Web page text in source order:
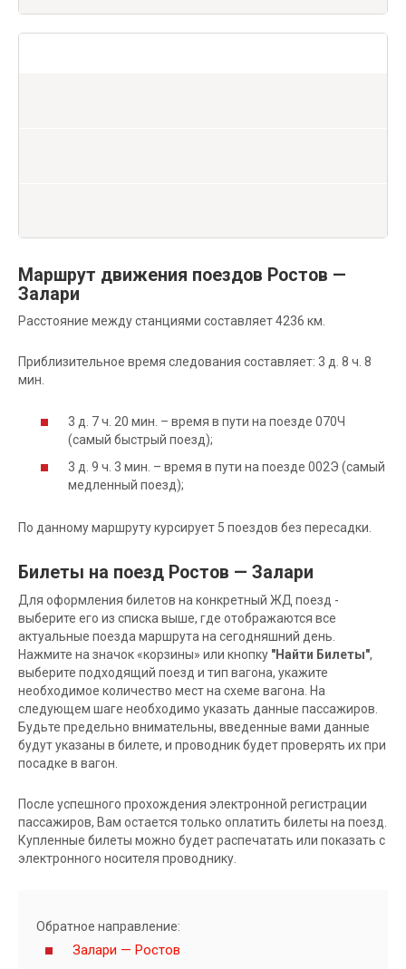
Маршрут движения поездов Ростов —
Залари
Расстояние между станциями составляет 4236 км.
Приблизительное время следования составляет: 3 д. 8 ч. 8
мин.
3 д. 7 ч. 20 мин. – время в пути на поезде 070Ч
(самый быстрый поезд);
3 д. 9 ч. 3 мин. – время в пути на поезде 002Э (самый
медленный поезд);
По данному маршруту курсирует 5 поездов без пересадки.
Билеты на поезд Ростов — Залари
Для оформления билетов на конкретный ЖД поезд -
выберите его из списка выше, где отображаются все
актуальные поезда маршрута на сегодняшний день.
Нажмите на значок «корзины» или кнопку "Найти Билеты",
выберите подходящий поезд и тип вагона, укажите
необходимое количество мест на схеме вагона. На
следующем шаге необходимо указать данные пассажиров.
Будьте предельно внимательны, введенные вами данные
будут указаны в билете, и проводник будет проверять их при
посадке в вагон.
После успешного прохождения электронной регистрации
пассажиров, Вам остается только оплатить билеты на поезд.
Купленные билеты можно будет распечатать или показать с
электронного носителя проводнику.
Обратное направление:
Залари — Ростов